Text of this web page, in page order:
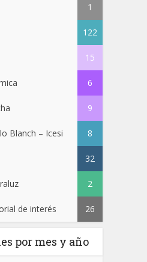
1
122
15
6
9
Blanch – Icesi 8
32
2
de interés 26
por mes y año